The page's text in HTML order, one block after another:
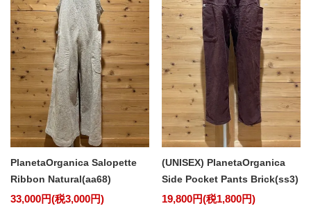
PlanetaOrganica Salopette
Ribbon Natural(aa68)
33,000円(税3,000円)
(UNISEX) PlanetaOrganica
Side Pocket Pants Brick(ss3)
19,800円(税1,800円)